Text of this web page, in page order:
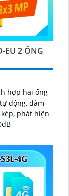
EU 2 ỐNG
hợp hai ống
động, đàm
phát hiện